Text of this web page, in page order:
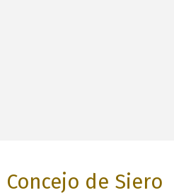
Concejo de Siero